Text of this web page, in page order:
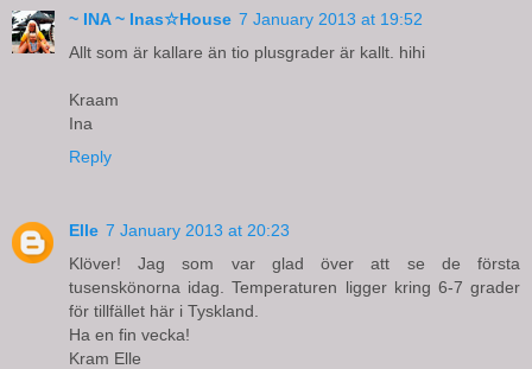
~ INA ~ Inas☆House 7 January 2013 at 19:52
Allt som är kallare än tio plusgrader är kallt. hihi
Kraam
Ina
Reply
Elle 7 January 2013 at 20:23
Klöver! Jag som var glad över att se de första
tusenskönorna idag. Temperaturen ligger kring 6-7 grader
för tillfället här i Tyskland.
Ha en fin vecka!
Kram Elle